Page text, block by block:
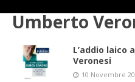
Umberto
L’addio laico
Veronesi
10 Novembre